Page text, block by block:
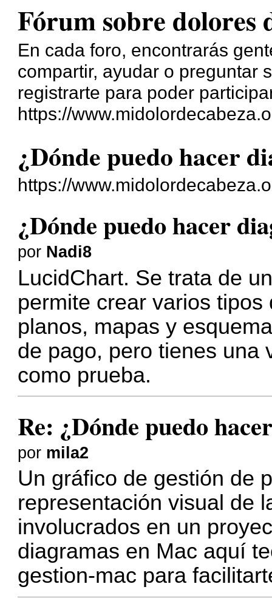
Fórum sobre dolores
En cada foro, encontrarás
compartir, ayudar o preguntar
registrarte para poder
https://
¿Dónde puedo hacer
https://
¿Dónde puedo hacer
por Nadi8
LucidChart. Se trata de
permite crear varios
planos, mapas y
de pago, pero tienes una
como prueba.
Re: ¿Dónde puedo
por mila2
Un gráfico de gestión de
representación visual de
involucrados en un
diagramas en Mac aquí
gestion-mac para